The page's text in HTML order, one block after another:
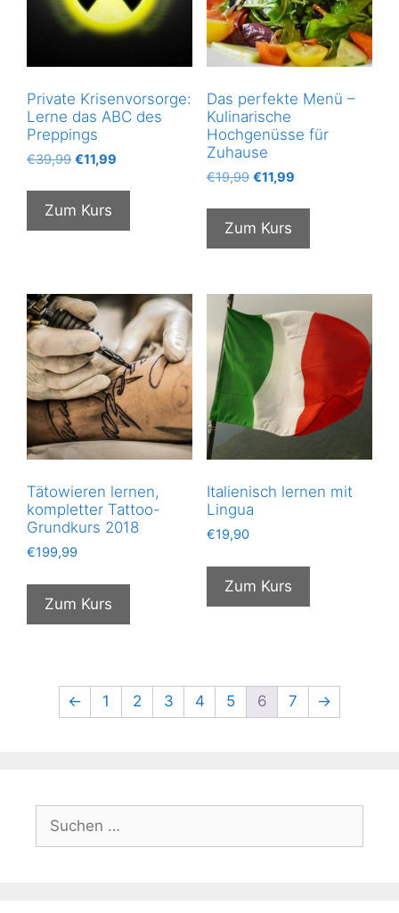
Private Krisenvorsorge:
Lerne das ABC des
Preppings
€39,99 Ursprünglicher
war:
€39,99
€11,99
ist:
Zum Kurs
Das perfekte Menü –
Kulinarische
Hochgenüsse für
Zuhause
€19,99 Ursprünglicher
war:
€19,99
€11,99Aktueller
ist:
Zum Kurs
Tätowieren lernen,
kompletter Tattoo-
Grundkurs 2018
€199,99
Zum Kurs
Italienisch lernen mit
Lingua
€19,90
Zum Kurs
← 1 2 3 4 5 6 7 →
nach: